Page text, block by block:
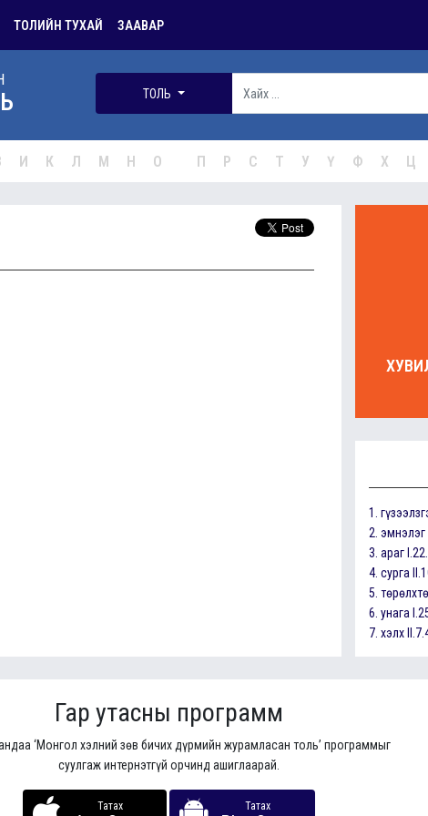
ТОЛИЙН ТУХАЙ ЗААВАР
ТОЛЬ
И К Л М Н О П Р С Т У Ү Ф Х Ц
1.
2. эмнэлэг
3. араг
4. сурга
5.
6. унага
7. хэлх
Гар утасны программ
‘Монгол хэлний зөв бичих дүрмийн журамласан толь’ программыг
суулгаж интернэтгүй орчинд ашиглаарай.
Татах Татах